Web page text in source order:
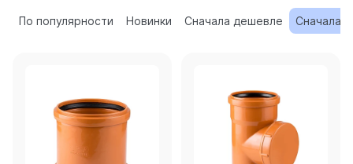
По популярности Новинки Сначала дешевле Сначала